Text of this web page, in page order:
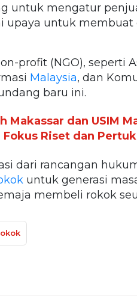
untuk mengatur
upaya untuk membuat
profit (NGO), seperti
Malaysia, dan
baru ini.
Makassar dan USIM
Fokus Riset dan
dari rancangan
untuk generasi
membeli rokok